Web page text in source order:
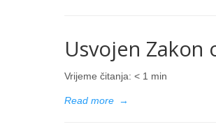
Usvojen Zakon
Vrijeme čitanja: < 1 min
Read more →